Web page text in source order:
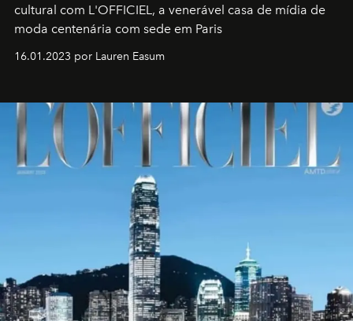
cultural com L'OFFICIEL, a venerável casa de mídia de
moda centenária com sede em Paris
16.01.2023 por Lauren Easum